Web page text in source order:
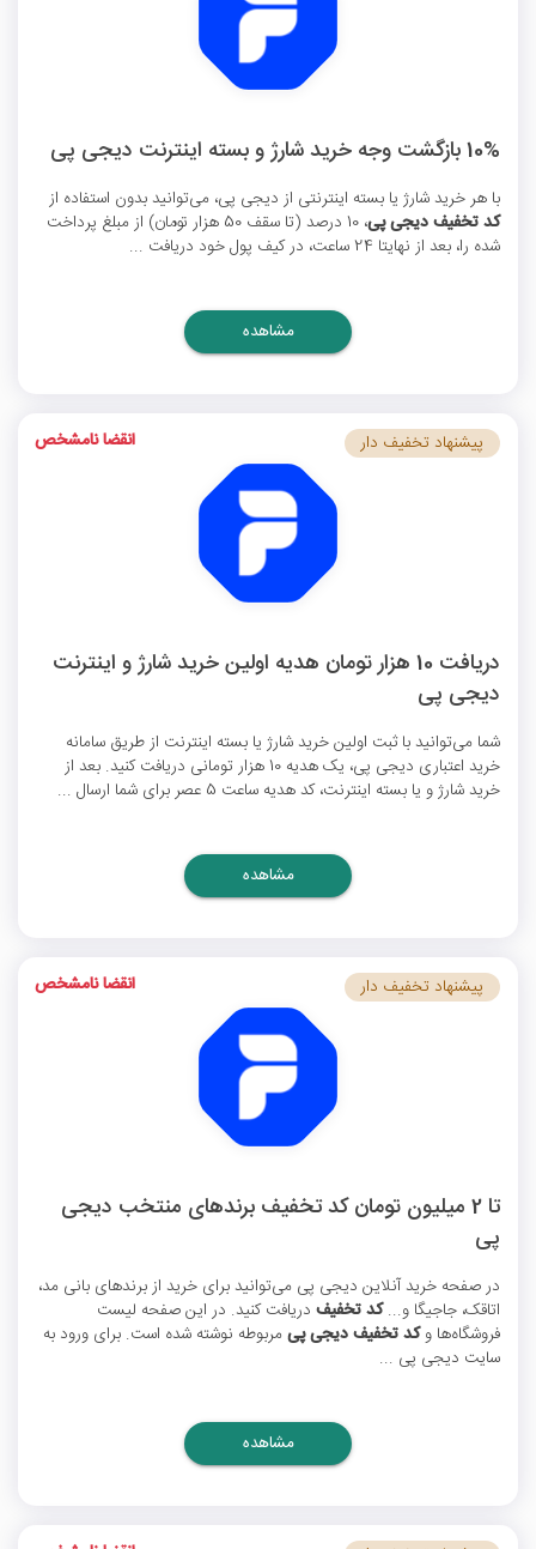
10% بازگشت وجه خرید شارژ و بسته اینترنت دیجی پی
با هر خرید شارژ یا بسته اینترنتی از دیجی پی، می‌توانید بدون استفاده از
کد تخفیف دیجی پی
، 10 درصد (تا سقف 50 هزار تومان) از مبلغ پرداخت
شده را، بعد از نهایتا 24 ساعت، در کیف پول خود دریافت ...
مشاهده
دریافت 10 هزار تومان هدیه اولین خرید شارژ و اینترنت
دیجی پی
شما می‌توانید با ثبت اولین خرید شارژ یا بسته اینترنت از طریق سامانه
خرید اعتباری دیجی پی، یک هدیه 10 هزار تومانی دریافت کنید. بعد از
خرید شارژ و یا بسته اینترنت، کد هدیه ساعت 5 عصر برای شما ارسال ...
پیشنهاد تخفیف دار انقضا نامشخص
مشاهده
تا 2 میلیون تومان کد تخفیف برندهای منتخب دیجی
پی
در صفحه خرید آنلاین دیجی پی می‌توانید برای خرید از برندهای بانی مد،
اتاقک، جاجیگا و...کد تخفیف دریافت کنید. در این صفحه لیست
فروشگاه‌ها وکد تخفیف دیجی پی مربوطه نوشته شده است. برای ورود به
سایت دیجی پی ...
پیشنهاد تخفیف دار انقضا نامشخص
مشاهده